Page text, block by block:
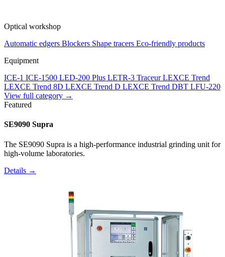
Optical workshop
Automatic edgers Blockers Shape tracers Eco-friendly products
Equipment
ICE-1 ICE-1500 LED-200 Plus LETR-3 Traceur LEXCE Trend
LEXCE Trend 8D LEXCE Trend D LEXCE Trend DBT LFU-220
View full category →
Featured
SE9090 Supra
The SE9090 Supra is a high-performance industrial grinding unit for
high-volume laboratories.
Details →